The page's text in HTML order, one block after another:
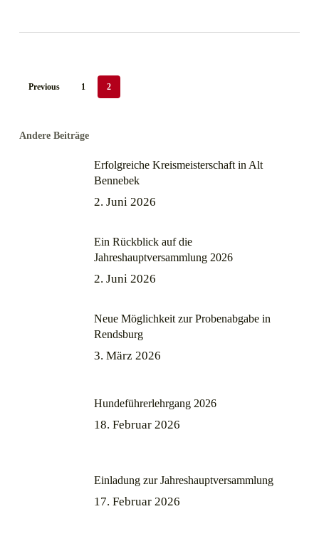
Previous 1 2
Andere Beiträge
Erfolgreiche Kreismeisterschaft in Alt
Bennebek
2. Juni 2026
Ein Rückblick auf die
Jahreshauptversammlung 2026
2. Juni 2026
Neue Möglichkeit zur Probenabgabe in
Rendsburg
3. März 2026
Hundeführerlehrgang 2026
18. Februar 2026
Einladung zur Jahreshauptversammlung
17. Februar 2026